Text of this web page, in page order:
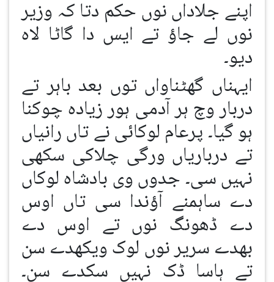
اپنے جلاداں نوں حکم دتا کہ وزیر
نوں لے جاؤ تے ایس دا گاٹا لاہ
دیو۔
ایہناں گھٹناواں توں بعد باہر تے
دربار وچ ہر آدمی ہور زیادہ چوکنا
ہو گیا۔ پرعام لوکائی نے تاں رانیاں
تے درباریاں ورگی چلاکی سکھی
نہیں سی۔ جدوں وی بادشاہ لوکاں
دے ساہمنے آؤندا سی تاں اوس
دے ڈھونگ نوں تے اوس دے
بھدے سریر نوں لوک ویکھدے سن
تے ہاسا ڈک نہیں سکدے سن۔